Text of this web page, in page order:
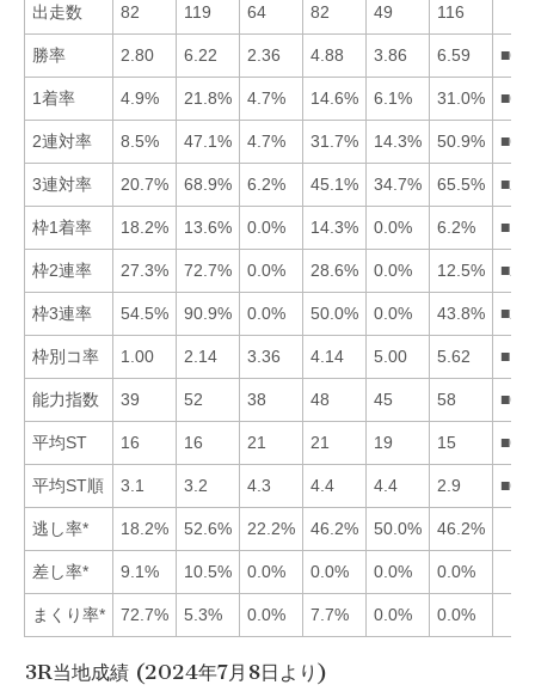
出走数 82 119 64 82 49 116
勝率 2.80 6.22 2.36 4.88 3.86 6.59
1着率 4.9% 21.8% 4.7% 14.6% 6.1% 31.0%
2連対率 8.5% 47.1% 4.7% 31.7% 14.3% 50.9%
3連対率 20.7% 68.9% 6.2% 45.1% 34.7% 65.5%
枠1着率 18.2% 13.6% 0.0% 14.3% 0.0% 6.2%
枠2連率 27.3% 72.7% 0.0% 28.6% 0.0% 12.5%
枠3連率 54.5% 90.9% 0.0% 50.0% 0.0% 43.8%
枠別コ率 1.00 2.14 3.36 4.14 5.00 5.62
能力指数 39 52 38 48 45 58
平均ST 16 16 21 21 19 15
平均ST順 3.1 3.2 4.3 4.4 4.4 2.9
逃し率* 18.2% 52.6% 22.2% 46.2% 50.0% 46.2%
差し率* 9.1% 10.5% 0.0% 0.0% 0.0% 0.0%
まくり率* 72.7% 5.3% 0.0% 7.7% 0.0% 0.0%
3R当地成績 (2024年7月8日より)